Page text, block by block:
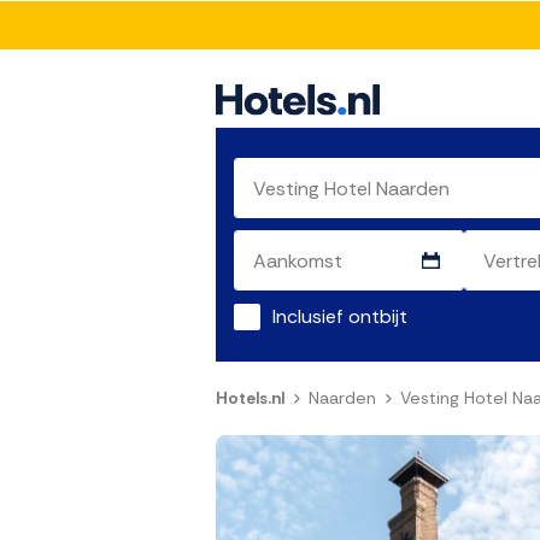
Inclusief ontbijt
Hotels.nl Naarden Vesting Hotel